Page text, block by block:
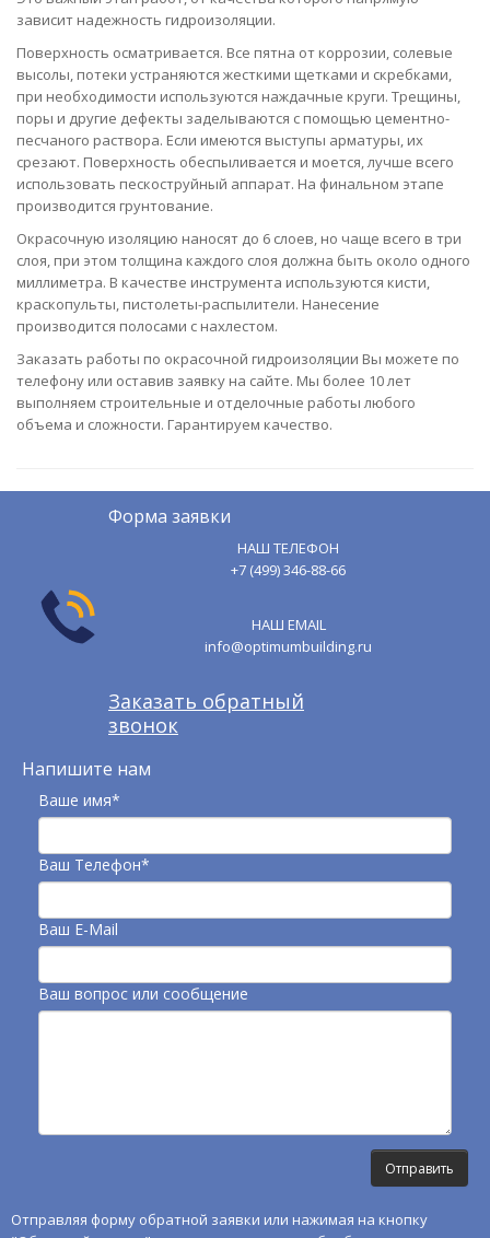
зависит надежность гидроизоляции.
Поверхность осматривается. Все пятна от коррозии, солевые
высолы, потеки устраняются жесткими щетками и скребками,
при необходимости используются наждачные круги. Трещины,
поры и другие дефекты заделываются с помощью цементно-
песчаного раствора. Если имеются выступы арматуры, их
срезают. Поверхность обеспыливается и моется, лучше всего
использовать пескоструйный аппарат. На финальном этапе
производится грунтование.
Окрасочную изоляцию наносят до 6 слоев, но чаще всего в три
слоя, при этом толщина каждого слоя должна быть около одного
миллиметра. В качестве инструмента используются кисти,
краскопульты, пистолеты-распылители. Нанесение
производится полосами с нахлестом.
Заказать работы по окрасочной гидроизоляции Вы можете по
телефону или оставив заявку на сайте. Мы более 10 лет
выполняем строительные и отделочные работы любого
объема и сложности. Гарантируем качество.
Форма заявки
НАШ ТЕЛЕФОН
+7 (499) 346-88-66
НАШ EMAIL
info@optimumbuilding.ru
Заказать обратный
звонок
Напишите нам
Ваше имя*
Ваш Телефон*
Ваш E-Mail
Ваш вопрос или сообщение
Отправляя форму обратной заявки или нажимая на кнопку